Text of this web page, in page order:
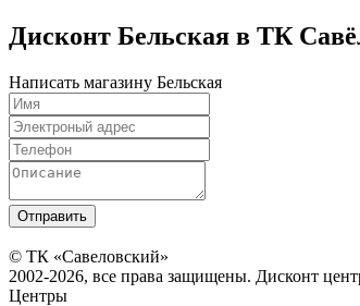
Дисконт Бельская в ТК
Написать магазину Бельская
© ТК «Савеловский»
2002-2026, все права защищены. Дисконт
Центры